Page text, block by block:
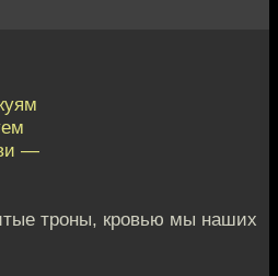
—
троны, кровью мы наших